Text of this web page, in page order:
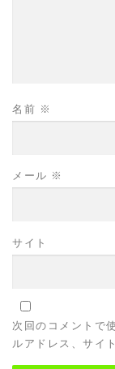
名前 ※
メール ※
サイト
次回のコメントで
ルアドレス、サイ